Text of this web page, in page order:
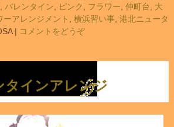
バレンタイン ピンク フラワー 仲町台
大
ーアレンジメント 横浜習い事, 港北ニュータ
| コメントをどうぞ
インアレンジ